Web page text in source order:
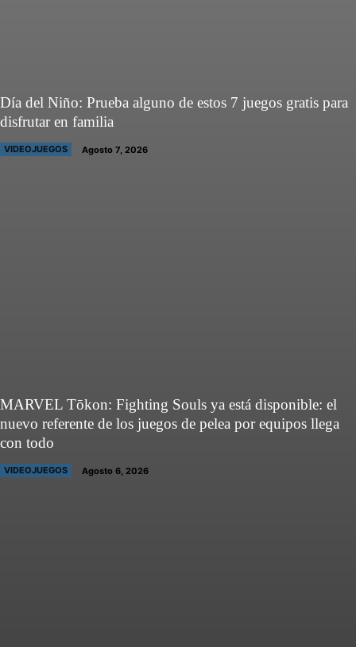
Día del Niño: Prueba alguno de estos 7 juegos gratis para
disfrutar en familia
VIDEOJUEGOS Agosto 7, 2026
MARVEL Tōkon: Fighting Souls ya está disponible: el
nuevo referente de los juegos de pelea por equipos llega
con todo
VIDEOJUEGOS Agosto 6, 2026